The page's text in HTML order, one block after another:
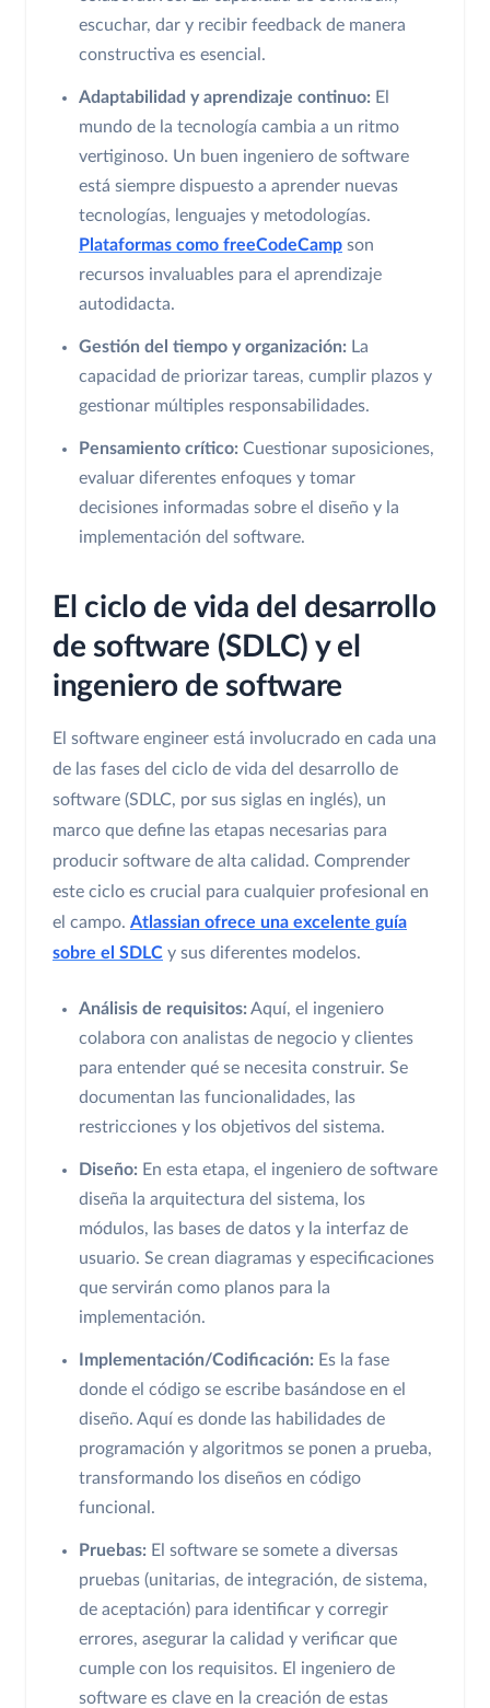
escuchar, dar y recibir feedback de manera
constructiva es esencial.
Adaptabilidad y aprendizaje continuo: El
mundo de la tecnología cambia a un ritmo
vertiginoso. Un buen ingeniero de software
está siempre dispuesto a aprender nuevas
tecnologías, lenguajes y metodologías.
Plataformas como freeCodeCamp son
recursos invaluables para el aprendizaje
autodidacta.
Gestión del tiempo y organización: La
capacidad de priorizar tareas, cumplir plazos y
gestionar múltiples responsabilidades.
Pensamiento crítico: Cuestionar suposiciones,
evaluar diferentes enfoques y tomar
decisiones informadas sobre el diseño y la
implementación del software.
El ciclo de vida del desarrollo
de software (SDLC) y el
ingeniero de software
El software engineer está involucrado en cada una
de las fases del ciclo de vida del desarrollo de
software (SDLC, por sus siglas en inglés), un
marco que define las etapas necesarias para
producir software de alta calidad. Comprender
este ciclo es crucial para cualquier profesional en
el campo. Atlassian ofrece una excelente guía
sobre el SDLC y sus diferentes modelos.
Análisis de requisitos:Aquí, el ingeniero
colabora con analistas de negocio y clientes
para entender qué se necesita construir. Se
documentan las funcionalidades, las
restricciones y los objetivos del sistema.
Diseño: En esta etapa, el ingeniero de software
diseña la arquitectura del sistema, los
módulos, las bases de datos y la interfaz de
usuario. Se crean diagramas y especificaciones
que servirán como planos para la
implementación.
Implementación/Codificación: Es la fase
donde el código se escribe basándose en el
diseño. Aquí es donde las habilidades de
programación y algoritmos se ponen a prueba,
transformando los diseños en código
funcional.
Pruebas: El software se somete a diversas
pruebas (unitarias, de integración, de sistema,
de aceptación) para identificar y corregir
errores, asegurar la calidad y verificar que
cumple con los requisitos. El ingeniero de
software es clave en la creación de estas